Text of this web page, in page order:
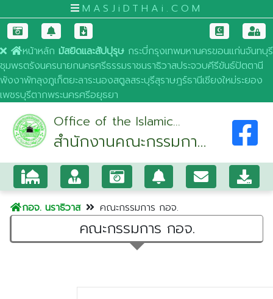
MASJiDTHAi.COM
หน้าหลัก มัสยิดและสัปปุรุษ กระบี่กรุงเทพมหานครขอนแก่นจันทบุรี
ชุมพรตรังนครนายกนครศรีธรรมราชนราธิวาสประจวบคีรีขันธ์ปัตตานี
พังงาพัทลุงภูเก็ตยะลาระนองสตูลสระบุรีสุราษฎร์ธานีเชียงใหม่ระยอง
เพชรบุรีตากพระนครศรีอยุธยา
Office of the Islamic
Committee of Narathiwat
Province
สำนักงานคณะกรรมการ
อิสลามประจำจังหวัด
นราธิวาส
กอจ. นราธิวาส คณะกรรมการ กอจ.
คณะกรรมการ กอจ.